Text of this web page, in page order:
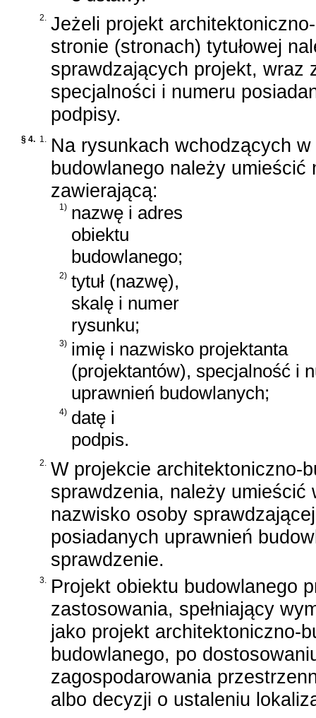
2. Jeżeli projekt
stronie (stronach) tytułowej
sprawdzających projekt, wraz
specjalności i numeru
podpisy.
§ 4. 1. Na rysunkach wchodzących w
budowlanego należy umieścić
zawierającą:
1) nazwę i adres
obiektu
budowlanego;
2) tytuł (nazwę),
skalę i numer
rysunku;
3) imię i nazwisko projektanta
(projektantów), specjalność i
uprawnień budowlanych;
4) datę i
podpis.
2.
W projekcie architektoniczno-
sprawdzenia, należy
nazwisko osoby
posiadanych uprawnień
sprawdzenie.
3.
Projekt obiektu budowlanego
zastosowania, spełniający
jako projekt architektoniczno-
budowlanego, po
zagospodarowania
albo decyzji o ustaleniu